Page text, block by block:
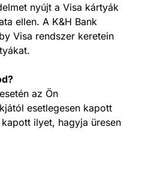
nyújt a Visa kártyák
ellen. A K&H Bank
Visa rendszer keretein
az Ön
esetlegesen kapott
ilyet, hagyja üresen